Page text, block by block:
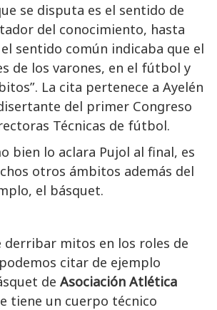
se disputa es el sentido de
del conocimiento, hasta
sentido común indicaba que el
de los varones, en el fútbol y
La cita pertenece a Ayelén
del primer Congreso
Técnicas de fútbol.
bien lo aclara Pujol al final, es
otros ámbitos además del
el básquet.
derribar mitos en los roles de
citar de ejemplo
de Asociación Atlética
tiene un cuerpo técnico